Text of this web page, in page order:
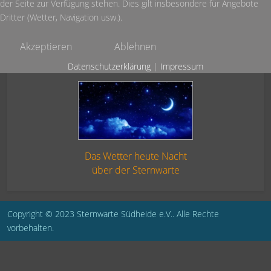
Das Wetter heute Nacht
über der Sternwarte
Copyright © 2023 Sternwarte Südheide e.V.. Alle Rechte
vorbehalten.
der Seite zur Verfügung stehen. Dies gilt insbesondere für Angebote
Dritter (Wetter, Navigation usw.).
Akzeptieren Ablehnen
Datenschutzerklärung | Impressum